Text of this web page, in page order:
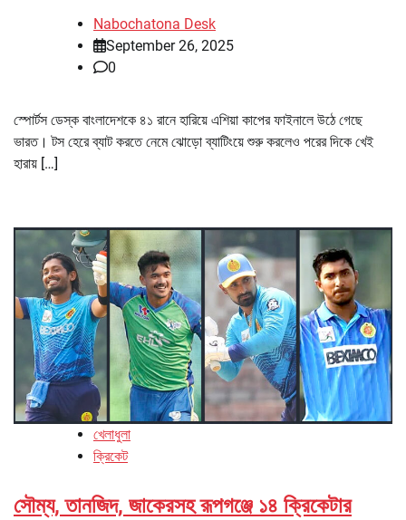
Nabochatona Desk
September 26, 2025
0
স্পোর্টস ডেস্ক বাংলাদেশকে ৪১ রানে হারিয়ে এশিয়া কাপের ফাইনালে উঠে গেছে
ভারত। টস হেরে ব্যাট করতে নেমে ঝোড়ো ব্যাটিংয়ে শুরু করলেও পরের দিকে খেই
হারায় […]
খেলাধুলা
ক্রিকেট
সৌম্য, তানজিদ, জাকেরসহ রূপগঞ্জে ১৪ ক্রিকেটার